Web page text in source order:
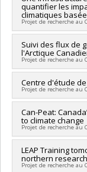
Co-researchers :
Funding sources:
naturelles et
Grant programs:
recherche (de 7
quantifier les
climatiques
Projet de recherche au
Lead researcher :
Funding sources:
Grant programs:
Suivi des flux de
l'Arctique
Projet de recherche au
Lead researcher :
Co-researchers :
Funding sources:
Nature et
Grant programs:
chercheur(e)s de
Centre d'étude
Projet de recherche au
Lead researcher :
Co-researchers :
Funding sources:
Grant programs:
regroupements
Can-Peat:
to climate change
Projet de recherche au
Lead researcher :
Co-researchers :
LEAP Training
northern research
Projet de recherche au